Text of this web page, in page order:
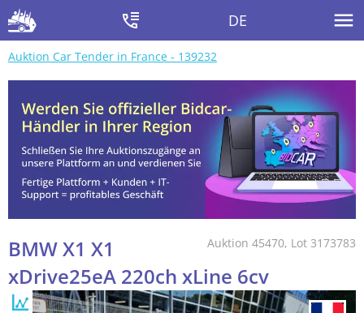
DE
Auktion Car Tender in France - 139232
Auktion 45470, Lot 3173783
BMW X1 X1
xDrive25eA 220ch xLine 6cv